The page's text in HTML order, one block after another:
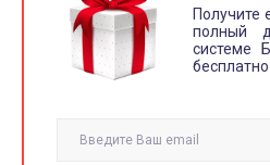
Получите
полный
системе
бесплатно